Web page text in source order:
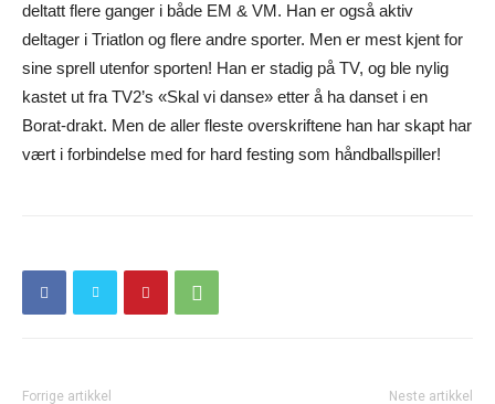
deltatt flere ganger i både EM & VM. Han er også aktiv
deltager i Triatlon og flere andre sporter. Men er mest kjent for
sine sprell utenfor sporten! Han er stadig på TV, og ble nylig
kastet ut fra TV2’s «Skal vi danse» etter å ha danset i en
Borat-drakt. Men de aller fleste overskriftene han har skapt har
vært i forbindelse med for hard festing som håndballspiller!
Forrige artikkel Neste artikkel